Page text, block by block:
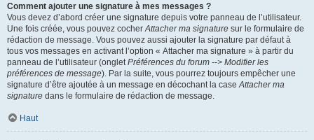
Comment ajouter une signature à mes messages ?
Vous devez d’abord créer une signature depuis votre panneau de l’utilisateur.
Une fois créée, vous pouvez cocherAttacher ma signature sur le formulaire de
rédaction de message. Vous pouvez aussi ajouter la signature par défaut à
tous vos messages en activant l’option « Attacher ma signature » à partir du
panneau de l’utilisateur (ongletPréférences du forum --> Modifier les
préférences de message). Par la suite, vous pourrez toujours empêcher une
signature d’être ajoutée à un message en décochant la caseAttacher ma
signature dans le formulaire de rédaction de message.
Haut